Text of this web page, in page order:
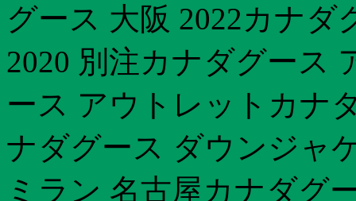
グース 大阪 2022カナダ
2020 別注カナダグース
ース アウトレットカナ
ナダグース ダウンジャ
ミラン 名古屋カナダグ